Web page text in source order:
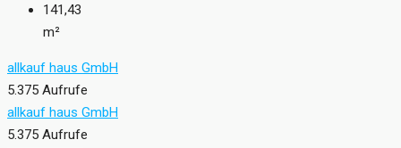
141,43
m²
allkauf haus GmbH
5.375 Aufrufe
allkauf haus GmbH
5.375 Aufrufe